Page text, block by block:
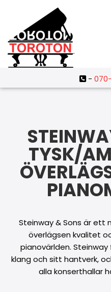
-
TYSK/
Steinway & Sons är ett
överlägsen kvalitet
pianovärlden. Steinway
klang och sitt hantverk,
alla konserthallar